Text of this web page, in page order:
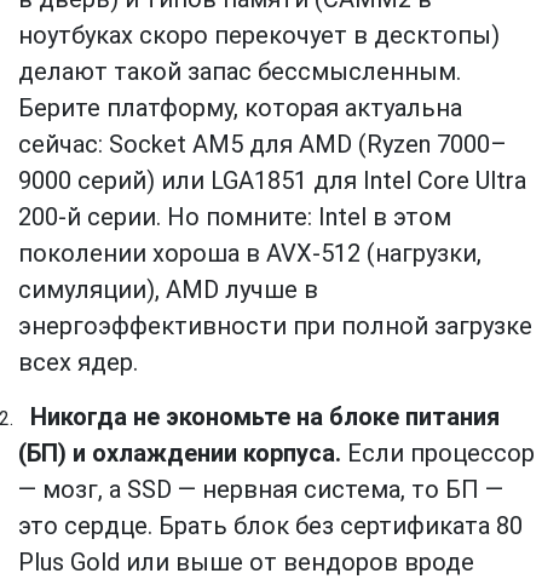
ноутбуках скоро перекочует в десктопы)
делают такой запас бессмысленным.
Берите платформу, которая актуальна
сейчас: Socket AM5 для AMD (Ryzen 7000–
9000 серий) или LGA1851 для Intel Core Ultra
200-й серии. Но помните: Intel в этом
поколении хороша в AVX-512 (нагрузки,
симуляции), AMD лучше в
энергоэффективности при полной загрузке
всех ядер.
Никогда не экономьте на блоке питания
(БП) и охлаждении корпуса. Если процессор
— мозг, а SSD — нервная система, то БП —
это сердце. Брать блок без сертификата 80
Plus Gold или выше от вендоров вроде